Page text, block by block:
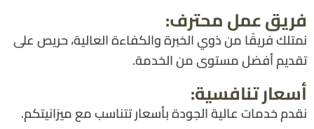
فريق عمل محترف:
نمتلك فريقًا من ذوي الخبرة والكفاءة العالية، حريص على
تقديم أفضل مستوى من الخدمة.
أسعار تنافسية:
نقدم خدمات عالية الجودة بأسعار تتناسب مع ميزانيتكم.